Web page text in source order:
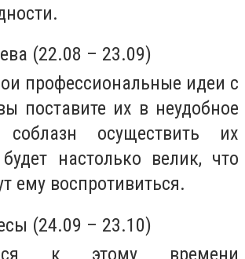
(22.08 – 23.09)
профессиональные идеи с
поставите их в неудобное
соблазн осуществить их
настолько велик, что
ему воспротивиться.
(24.09 – 23.10)
к этому времени